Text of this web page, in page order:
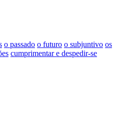
o passado o futuro o subjuntivo os
cumprimentar e despedir-se